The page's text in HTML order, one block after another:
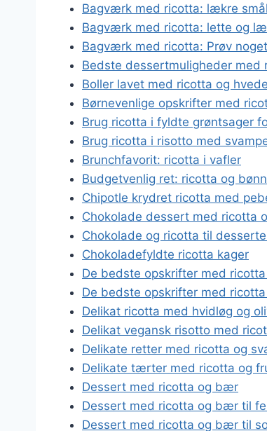
Bagværk med ricotta: lækre
Bagværk med ricotta: lette og
Bagværk med ricotta: Prøv
Bedste dessertmuligheder med
Boller lavet med ricotta og
Børnevenlige opskrifter med
Brug ricotta i fyldte grøntsager
Brug ricotta i risotto med
Brunchfavorit: ricotta i vafler
Budgetvenlig ret: ricotta og
Chipotle krydret ricotta med
Chokolade dessert med ricotta
Chokolade og ricotta til
Chokoladefyldte ricotta kager
De bedste opskrifter med
De bedste opskrifter med
Delikat ricotta med hvidløg og
Delikat vegansk risotto med
Delikate retter med ricotta og
Delikate tærter med ricotta og
Dessert med ricotta og bær
Dessert med ricotta og bær til
Dessert med ricotta og bær til